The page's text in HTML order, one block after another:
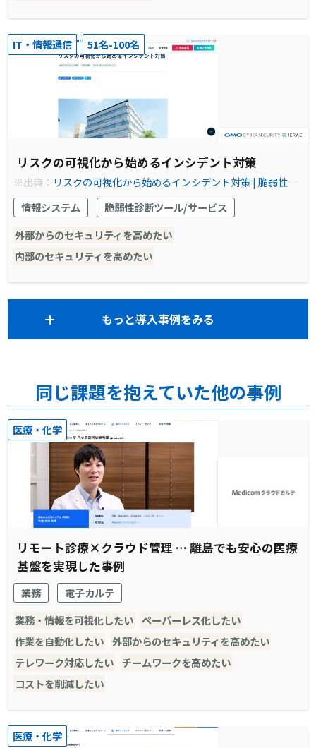
IT・情報通信 51名-100名
リスクの可視化から始めるインシデント対策
※出典： リスクの可視化から始めるインシデント対策 | 脆弱性診
断（セキュリティ診断）のGMOサイバーセキュリティ byイエラ
エ情報システム
脆弱性診断ツール/サービス
外部からのセキュリティを高めたい
内部のセキュリティを高めたい
もっと導入事例をみる
同じ課題を抱えていた他の事例
医療・化学
リモート診療×クラウド管理 … 離島でも安心の医療
基盤を実現した事例
業務
電子カルテ
業務・情報を可視化したい ペーパーレス化したい
作業を自動化したい 外部からのセキュリティを高めたい
テレワーク対応したい チームワークを高めたい
コストを削減したい
医療・化学